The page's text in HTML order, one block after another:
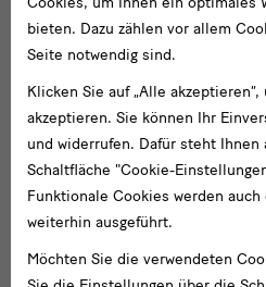
Juni 2004 - Dezember 2008
Museum und Kunst in
Die jüngere Geschichte der SKD
europäischen Museumsverbünde,
Kontinuitäten, wurde erforscht und
bieten. Dazu zählen vor allem
Seite notwendig sind.
Klicken Sie auf „Alle
akzeptieren. Sie können Ihr
und widerrufen. Dafür steht Ihnen
Schaltfläche "Cookie-
Funktionale Cookies werden
weiterhin ausgeführt.
Möchten Sie die verwendeten